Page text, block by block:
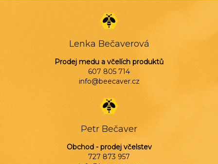
Lenka Bečaverová
Prodej medu a včelích produktů
607 805 714
info@beecaver.cz
Petr Bečaver
Obchod - prodej včelstev
727 873 957